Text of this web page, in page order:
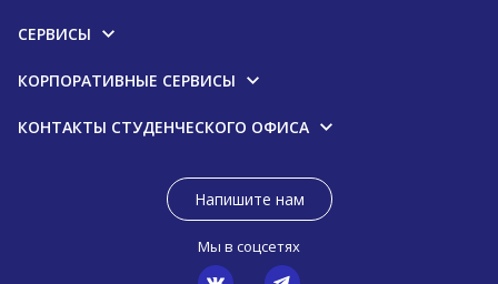
СЕРВИСЫ
КОРПОРАТИВНЫЕ СЕРВИСЫ
КОНТАКТЫ СТУДЕНЧЕСКОГО ОФИСА
Напишите нам
Мы в соцсетях